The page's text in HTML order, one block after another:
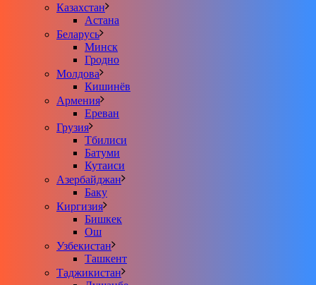
Казахстан
Астана
Беларусь
Минск
Гродно
Молдова
Кишинёв
Армения
Ереван
Грузия
Тбилиси
Батуми
Кутаиси
Азербайджан
Баку
Киргизия
Бишкек
Ош
Узбекистан
Ташкент
Таджикистан